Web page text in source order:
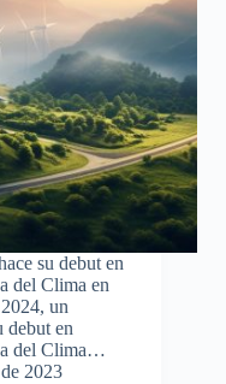
su debut en
del Clima en
un
debut en
del Clima…
2023